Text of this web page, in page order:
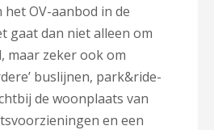
OV-aanbod in de
gaat dan niet alleen om
maar zeker ook om
buslijnen, park&ride-
de woonplaats van
en een